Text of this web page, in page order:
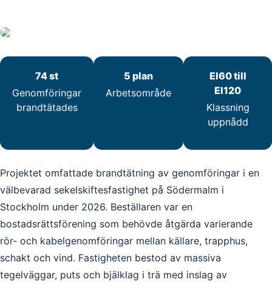
74 st
Genomföringar
brandtätades
5 plan
Arbetsområde
EI60 till
EI120
Klassning
uppnådd
Projektet omfattade brandtätning av genomföringar i en
välbevarad sekelskiftesfastighet på Södermalm i
Stockholm under 2026. Beställaren var en
bostadsrättsförening som behövde åtgärda varierande
rör- och kabelgenomföringar mellan källare, trapphus,
schakt och vind. Fastigheten bestod av massiva
tegelväggar, puts och bjälklag i trä med inslag av